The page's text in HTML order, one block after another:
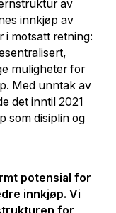
av
innkjøp av
i motsatt retning:
muligheter for
Med unntak av
det inntil 2021
som disiplin og
potensial for
innkjøp. Vi